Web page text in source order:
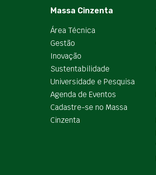
Massa Cinzenta
Área Técnica
Gestão
Inovação
Sustentabilidade
Universidade e Pesquisa
Agenda de Eventos
Cadastre-se no Massa
Cinzenta